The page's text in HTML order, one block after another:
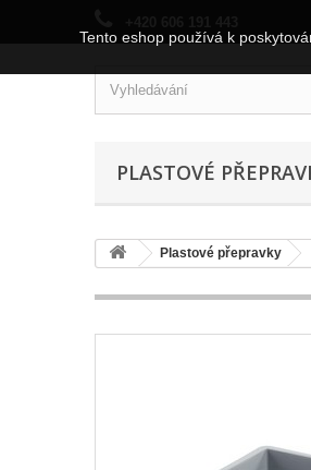
PLASTOVÉ
Plastové přepravky
Tento eshop používá k